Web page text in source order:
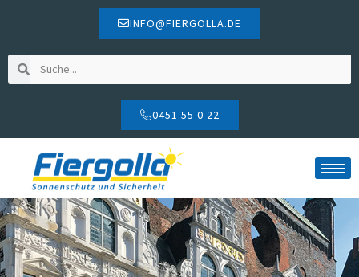
INFO@FIERGOLLA.DE
0451 55 0 22